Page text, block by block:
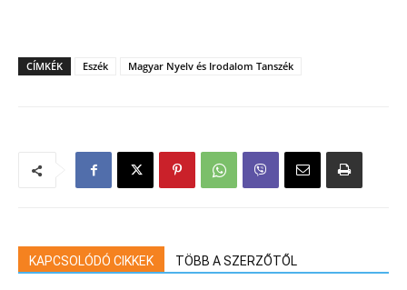
CÍMKÉK Eszék Magyar Nyelv és Irodalom Tanszék
KAPCSOLÓDÓ CIKKEK TÖBB A SZERZŐTŐL